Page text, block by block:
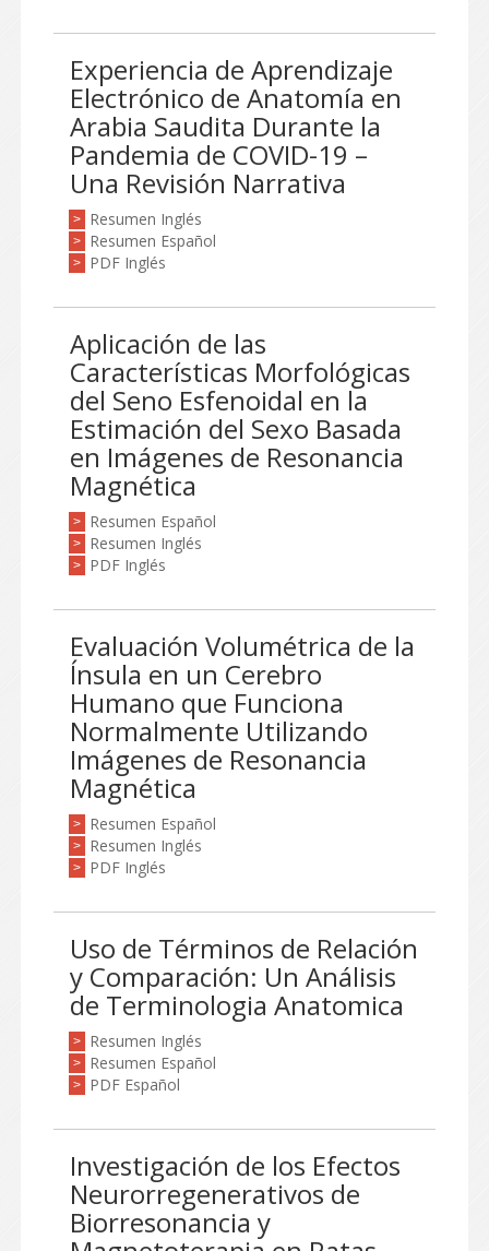
Experiencia de Aprendizaje
Electrónico de Anatomía en
Arabia Saudita Durante la
Pandemia de COVID-19 –
Una Revisión Narrativa
> Resumen Inglés
> Resumen Español
> PDF Inglés
Aplicación de las
Características Morfológicas
del Seno Esfenoidal en la
Estimación del Sexo Basada
en Imágenes de Resonancia
Magnética
> Resumen Español
> Resumen Inglés
> PDF Inglés
Evaluación Volumétrica de la
Ínsula en un Cerebro
Humano que Funciona
Normalmente Utilizando
Imágenes de Resonancia
Magnética
> Resumen Español
> Resumen Inglés
> PDF Inglés
Uso de Términos de Relación
y Comparación: Un Análisis
de Terminologia Anatomica
> Resumen Inglés
> Resumen Español
> PDF Español
Investigación de los Efectos
Neurorregenerativos de
Biorresonancia y